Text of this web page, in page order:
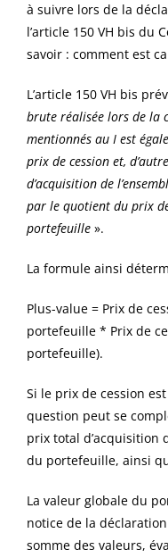
à suivre lors de la
l’article 150 VH bis du
savoir : comment est
L’article 150 VH bis
brute réalisée lors de la
mentionnés au I est
prix de cession et,
d’acquisition de
par le quotient du prix
portefeuille».
La formule ainsi
Plus-value = Prix de
portefeuille * Prix de
portefeuille).
Si le prix de cession
question peut se
prix total d’acquisition
du portefeuille, ainsi
La valeur globale du
notice de la
somme des valeurs,